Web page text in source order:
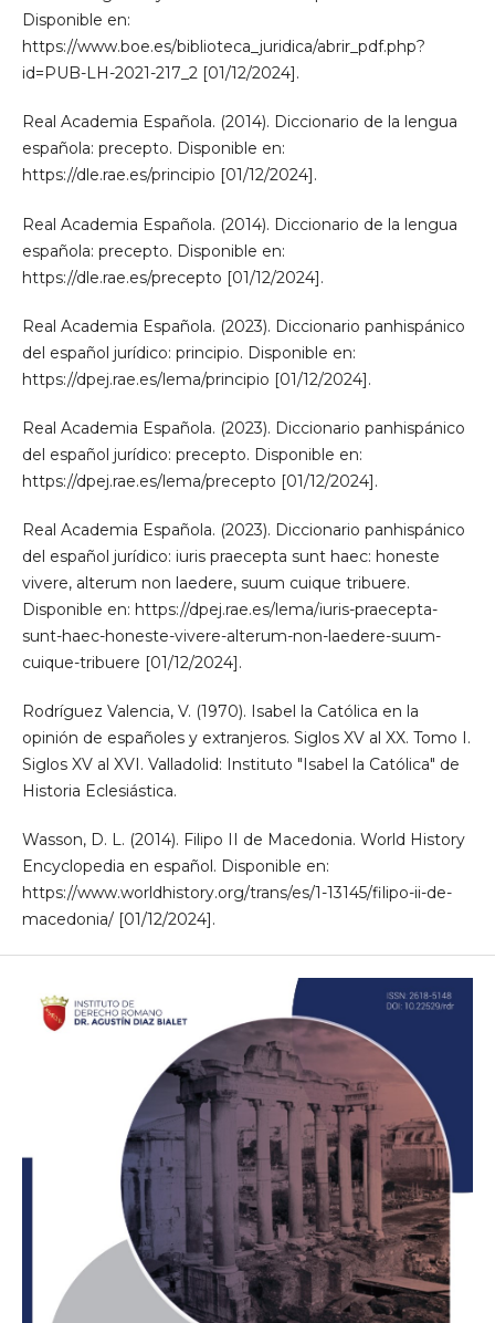
Disponible en:
https://www.boe.es/biblioteca_juridica/abrir_pdf.php?
id=PUB-LH-2021-217_2 [01/12/2024].
Real Academia Española. (2014). Diccionario de la lengua
española: precepto. Disponible en:
https://dle.rae.es/principio [01/12/2024].
Real Academia Española. (2014). Diccionario de la lengua
española: precepto. Disponible en:
https://dle.rae.es/precepto [01/12/2024].
Real Academia Española. (2023). Diccionario panhispánico
del español jurídico: principio. Disponible en:
https://dpej.rae.es/lema/principio [01/12/2024].
Real Academia Española. (2023). Diccionario panhispánico
del español jurídico: precepto. Disponible en:
https://dpej.rae.es/lema/precepto [01/12/2024].
Real Academia Española. (2023). Diccionario panhispánico
del español jurídico: iuris praecepta sunt haec: honeste
vivere, alterum non laedere, suum cuique tribuere.
Disponible en: https://dpej.rae.es/lema/iuris-praecepta-
sunt-haec-honeste-vivere-alterum-non-laedere-suum-
cuique-tribuere [01/12/2024].
Rodríguez Valencia, V. (1970). Isabel la Católica en la
opinión de españoles y extranjeros. Siglos XV al XX. Tomo I.
Siglos XV al XVI. Valladolid: Instituto "Isabel la Católica" de
Historia Eclesiástica.
Wasson, D. L. (2014). Filipo II de Macedonia. World History
Encyclopedia en español. Disponible en:
https://www.worldhistory.org/trans/es/1-13145/filipo-ii-de-
macedonia/ [01/12/2024].